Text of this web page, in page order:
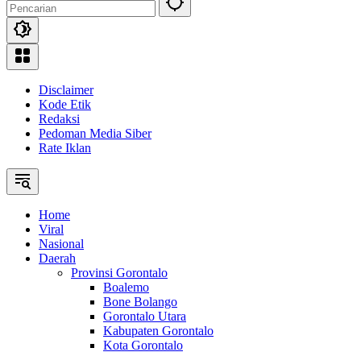
Disclaimer
Kode Etik
Redaksi
Pedoman Media Siber
Rate Iklan
Home
Viral
Nasional
Daerah
Provinsi Gorontalo
Boalemo
Bone Bolango
Gorontalo Utara
Kabupaten Gorontalo
Kota Gorontalo